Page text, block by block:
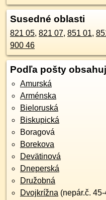
Susedné oblasti
821 05, 821 07, 851 01,
900 46
Podľa pošty
Amurská
Arménska
Bieloruská
Biskupická
Boragová
Borekova
Devätinová
Dneperská
Družobná
Dvojkrížna (nepár.č.